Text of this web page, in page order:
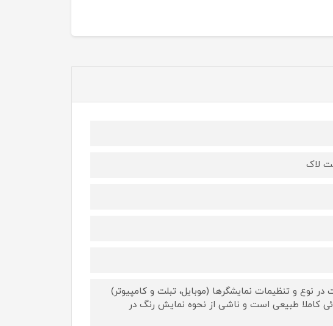
لاک
نوع و تنظیمات نمایشگرها (موبایل، تبلت و کامپیوتر)
کاملا طبیعی است و ناشی از نحوه نمایش رنگ در